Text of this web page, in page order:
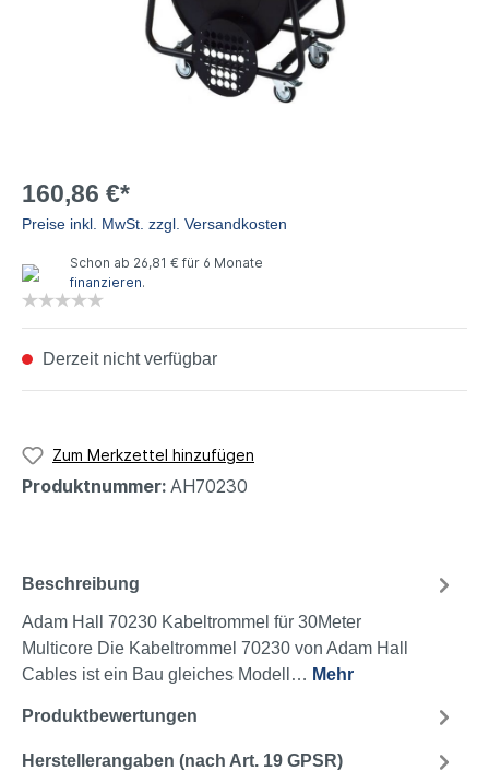
160,86 €*
Preise inkl. MwSt. zzgl. Versandkosten
Schon ab 26,81 € für 6 Monate
finanzieren.
Derzeit nicht verfügbar
Zum Merkzettel hinzufügen
Produktnummer: AH70230
Beschreibung
Adam Hall 70230 Kabeltrommel für 30Meter
Multicore Die Kabeltrommel 70230 von Adam Hall
Cables ist ein Bau gleiches Modell… Mehr
Produktbewertungen
Herstellerangaben (nach Art. 19 GPSR)